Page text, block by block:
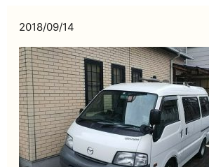
2018/09/14